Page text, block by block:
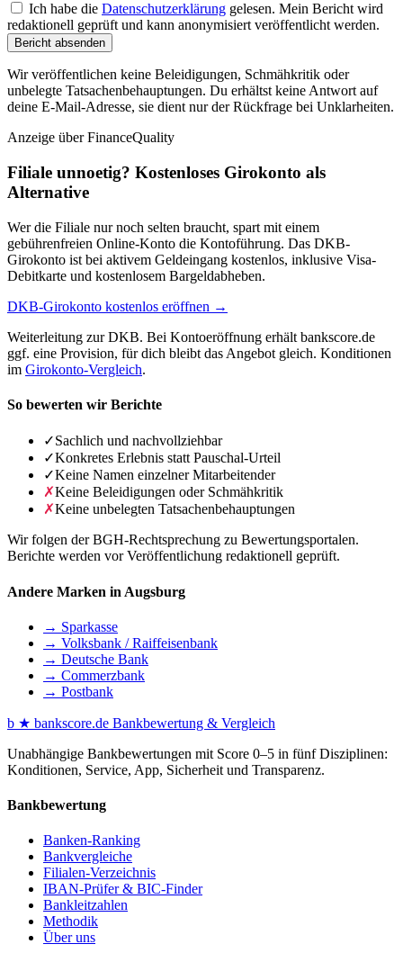
Ich habe die Datenschutzerklärung gelesen. Mein Bericht wird
redaktionell geprüft und kann anonymisiert veröffentlicht werden.
Bericht absenden
Wir veröffentlichen keine Beleidigungen, Schmähkritik oder
unbelegte Tatsachenbehauptungen. Du erhältst keine Antwort auf
deine E-Mail-Adresse, sie dient nur der Rückfrage bei Unklarheiten.
Anzeige über FinanceQuality
Filiale unnoetig? Kostenloses Girokonto als
Alternative
Wer die Filiale nur noch selten braucht, spart mit einem
gebührenfreien Online-Konto die Kontoführung. Das DKB-
Girokonto ist bei aktivem Geldeingang kostenlos, inklusive Visa-
Debitkarte und kostenlosem Bargeldabheben.
DKB-Girokonto kostenlos eröffnen →
Weiterleitung zur DKB. Bei Kontoeröffnung erhält bankscore.de
ggf. eine Provision, für dich bleibt das Angebot gleich. Konditionen
im Girokonto-Vergleich.
So bewerten wir Berichte
✓Sachlich und nachvollziehbar
✓Konkretes Erlebnis statt Pauschal-Urteil
✓Keine Namen einzelner Mitarbeitender
✗Keine Beleidigungen oder Schmähkritik
✗Keine unbelegten Tatsachenbehauptungen
Wir folgen der BGH-Rechtsprechung zu Bewertungsportalen.
Berichte werden vor Veröffentlichung redaktionell geprüft.
Andere Marken in Augsburg
→ Sparkasse
→ Volksbank / Raiffeisenbank
→ Deutsche Bank
→ Commerzbank
→ Postbank
b ★ bankscore.de Bankbewertung & Vergleich
Unabhängige Bankbewertungen mit Score 0–5 in fünf Disziplinen:
Konditionen, Service, App, Sicherheit und Transparenz.
Bankbewertung
Banken-Ranking
Bankvergleiche
Filialen-Verzeichnis
IBAN-Prüfer & BIC-Finder
Bankleitzahlen
Methodik
Über uns